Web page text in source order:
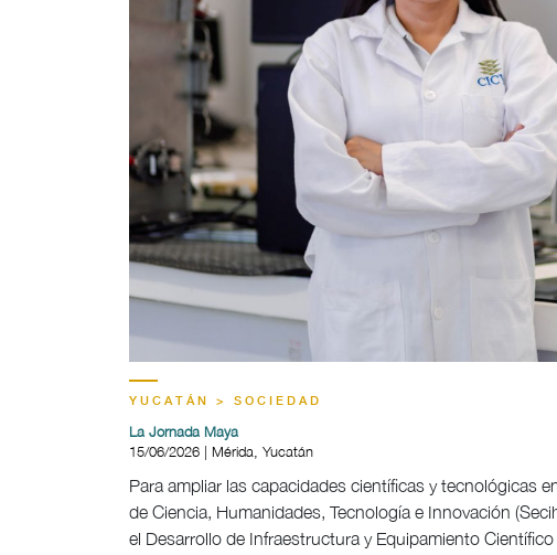
YUCATÁN > SOCIEDAD
La Jornada Maya
15/06/2026 | Mérida, Yucatán
Para ampliar las capacidades científicas y tecnológicas
de Ciencia, Humanidades, Tecnología e Innovación
el Desarrollo de Infraestructura y Equipamiento